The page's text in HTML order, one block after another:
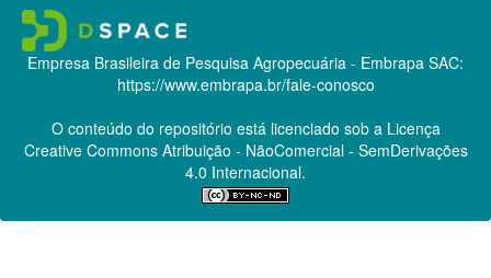
Empresa Brasileira de Pesquisa Agropecuária - Embrapa SAC:
https://www.embrapa.br/fale-conosco
O conteúdo do repositório está licenciado sob a Licença
Creative CommonsAtribuição - NãoComercial - SemDerivações
4.0 Internacional.